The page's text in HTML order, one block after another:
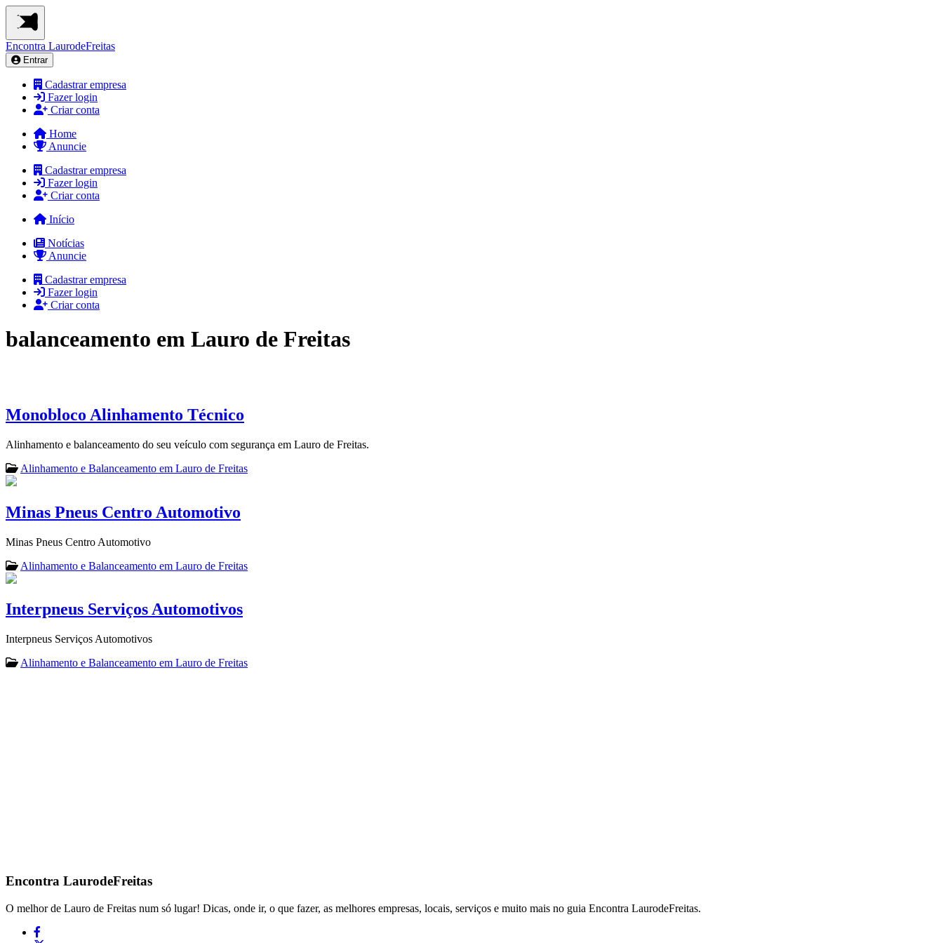
Encontra LaurodeFreitas
Entrar
Cadastrar empresa
Fazer login
Criar conta
Home
Anuncie
Cadastrar empresa
Fazer login
Criar conta
Início
Notícias
Anuncie
Cadastrar empresa
Fazer login
Criar conta
balanceamento em Lauro de Freitas
Monobloco Alinhamento Técnico
Alinhamento e balanceamento do seu veículo com segurança em Lauro de Freitas.
Alinhamento e Balanceamento em Lauro de Freitas
Minas Pneus Centro Automotivo
Minas Pneus Centro Automotivo
Alinhamento e Balanceamento em Lauro de Freitas
Interpneus Serviços Automotivos
Interpneus Serviços Automotivos
Alinhamento e Balanceamento em Lauro de Freitas
Encontra LaurodeFreitas
O melhor de Lauro de Freitas num só lugar! Dicas, onde ir, o que fazer, as melhores empresas, locais, serviços e muito mais no guia Encontra LaurodeFreitas.